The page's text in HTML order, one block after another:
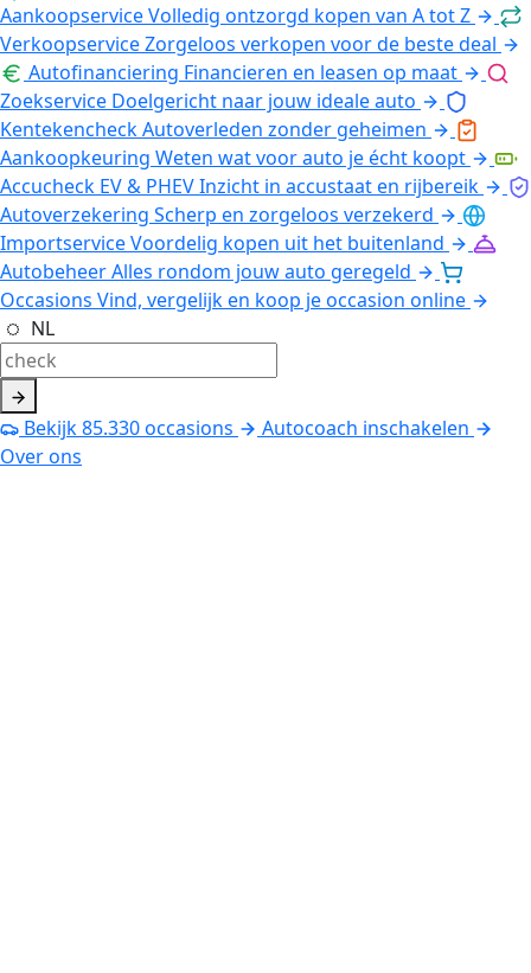
AankoopserviceVolledig ontzorgd kopen van A tot Z
VerkoopserviceZorgeloos verkopen voor de beste deal
Autofinanciering Financieren en leasen op maat
Zoekservice Doelgericht naar jouw ideale auto
KentekencheckAutoverleden zonder geheimen
Aankoopkeuring Weten wat voor auto je écht koopt
Accucheck EV & PHEVInzicht in accustaat en rijbereik
Autoverzekering Scherp en zorgeloos verzekerd
ImportserviceVoordelig kopen uit het buitenland
AutobeheerAlles rondom jouw auto geregeld
Occasions Vind, vergelijk en koop je occasion online
NL
Bekijk85.330occasions
Autocoach inschakelen
Over ons